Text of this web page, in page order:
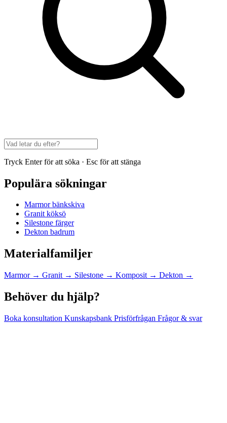
Tryck Enter för att söka · Esc för att stänga
Populära sökningar
Marmor bänkskiva
Granit köksö
Silestone färger
Dekton badrum
Materialfamiljer
Marmor → Granit → Silestone → Komposit → Dekton →
Behöver du hjälp?
Boka konsultation Kunskapsbank Prisförfrågan Frågor & svar